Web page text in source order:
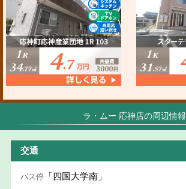
ラ・ムー 応神店の周辺情報
交通
バス停 「四国大学南」